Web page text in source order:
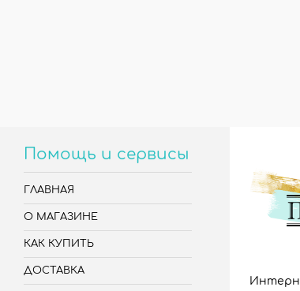
Помощь и сервисы
ГЛАВНАЯ
О МАГАЗИНЕ
КАК КУПИТЬ
ДОСТАВКА